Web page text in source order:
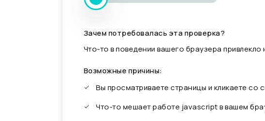
Зачем потребовалась эта проверка?
Что-то в поведении вашего браузера
Возможные причины:
Вы просматриваете страницы и кликаете
Что-то мешает работе javascript в вашем